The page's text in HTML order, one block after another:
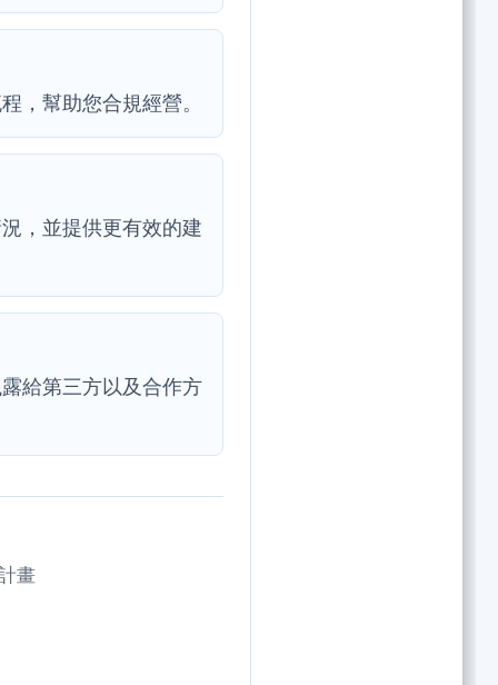
，幫助您合規經營。
，並提供更有效的建
給第三方以及合作方
畫